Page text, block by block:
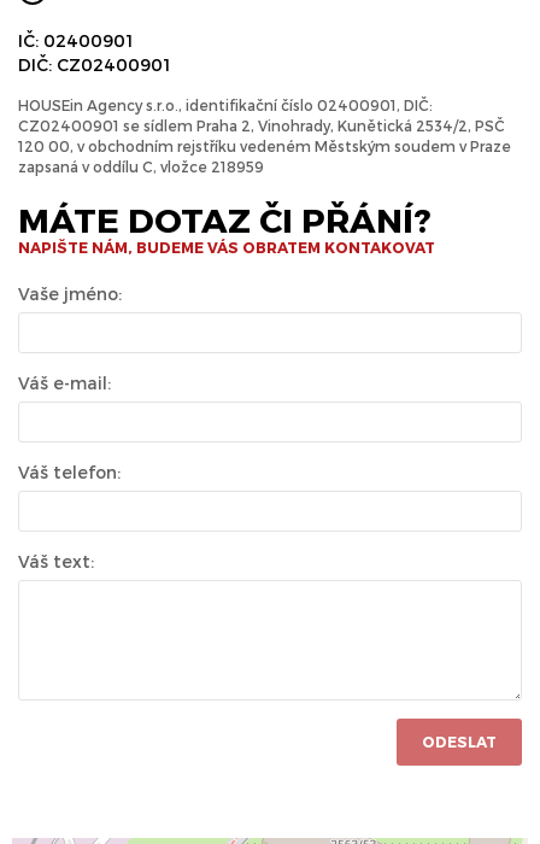
IČ: 02400901
DIČ: CZ02400901
HOUSEin Agency s.r.o., identifikační číslo 02400901, DIČ:
CZ02400901 se sídlem Praha 2, Vinohrady, Kunětická 2534/2, PSČ
120 00, v obchodním rejstříku vedeném Městským soudem v Praze
zapsaná v oddílu C, vložce 218959
MÁTE DOTAZ ČI PŘÁNÍ?
NAPIŠTE NÁM, BUDEME VÁS OBRATEM KONTAKOVAT
Vaše jméno:
Váš e-mail:
Váš telefon:
Váš text:
ODESLAT